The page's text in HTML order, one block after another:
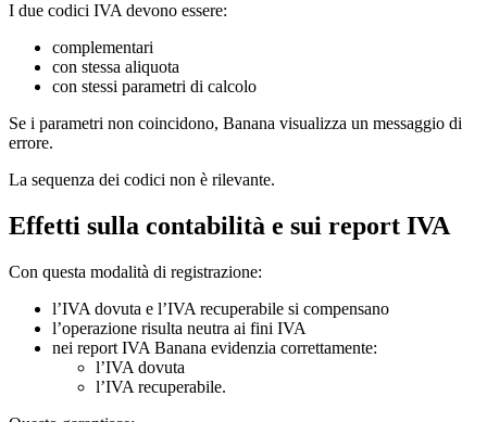
I due codici IVA devono essere:
complementari
con stessa aliquota
con stessi parametri di calcolo
Se i parametri non coincidono, Banana visualizza un messaggio di
errore.
La sequenza dei codici non è rilevante.
Effetti sulla contabilità e sui report IVA
Con questa modalità di registrazione:
l’IVA dovuta e l’IVA recuperabile si compensano
l’operazione risulta neutra ai fini IVA
nei report IVA Banana evidenzia correttamente:
l’IVA dovuta
l’IVA recuperabile.